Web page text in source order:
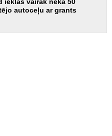
autoceļu ar grants